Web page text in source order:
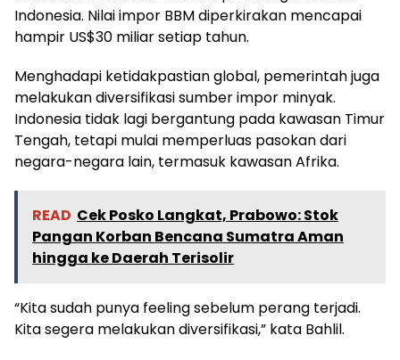
Indonesia. Nilai impor BBM diperkirakan mencapai
hampir US$30 miliar setiap tahun.
Menghadapi ketidakpastian global, pemerintah juga
melakukan diversifikasi sumber impor minyak.
Indonesia tidak lagi bergantung pada kawasan Timur
Tengah, tetapi mulai memperluas pasokan dari
negara-negara lain, termasuk kawasan Afrika.
READ Cek Posko Langkat, Prabowo: Stok
Pangan Korban Bencana Sumatra Aman
hingga ke Daerah Terisolir
“Kita sudah punya feeling sebelum perang terjadi.
Kita segera melakukan diversifikasi,” kata Bahlil.